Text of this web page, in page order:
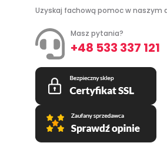
Uzyskaj fachową pomoc w naszym
Masz pytania?
+48 533 337 121